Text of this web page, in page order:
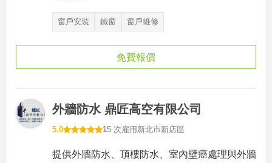
窗戶安裝 鐵窗 窗戶維修
免費報價
外牆防水 鼎匠高空有限公司
5.0 15 次雇用 新北市新店區
提供外牆防水、頂樓防水、室內壁癌處理與外牆